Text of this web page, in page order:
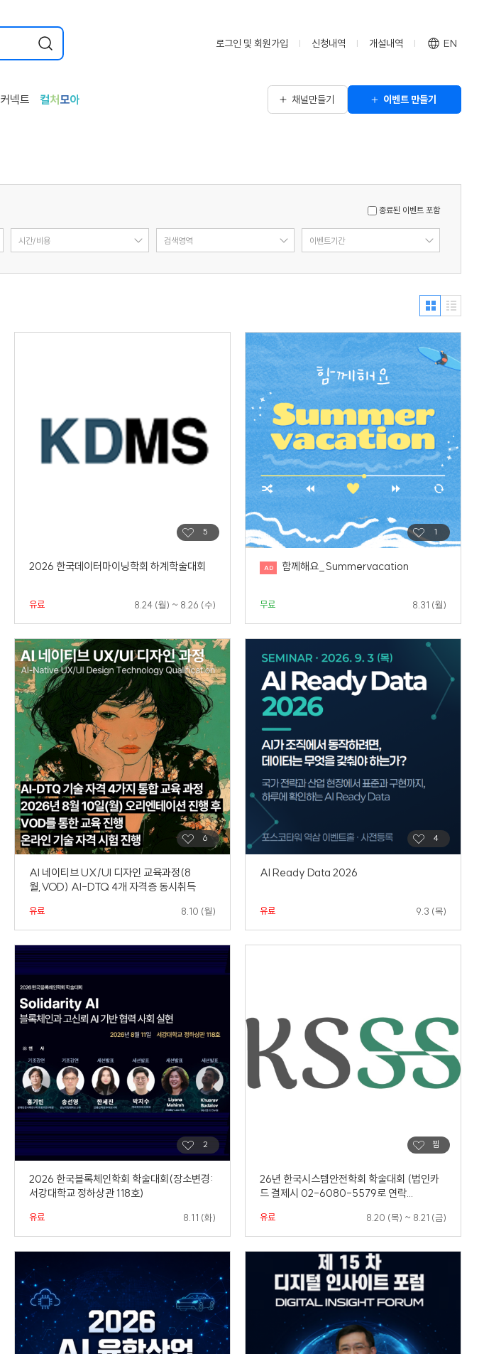
로그인 및 회원가입 신청내역 개설내역 EN
커넥트 컬처 모아 채널만들기 이벤트 만들기
종료된 이벤트 포함
시간/비용 검색영역 이벤트기간
2026 한국데이터마이닝학회 하계학술대회
유료 8.24 (월) ~ 8.26 (수)
함께해요_Summervacation
무료 8.31 (월)
AI 네이티브 UX/UI 디자인 교육과정(8
월,VOD) AI-DTQ 4개 자격증 동시취득
유료 8.10 (월)
AI Ready Data 2026
유료 9.3 (목)
2026 한국블록체인학회 학술대회(장소변경:
서강대학교 정하상관 118호)
유료 8.11 (화)
26년 한국시스템안전학회 학술대회 (법인카
드 결제시 02-6080-5579로 연락...
유료 8.20 (목) ~ 8.21 (금)